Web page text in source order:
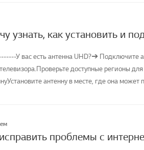
У вас есть антенна UHD?➔ Подключите
доступные регионы
антенну в месте, где она может
проблемы с